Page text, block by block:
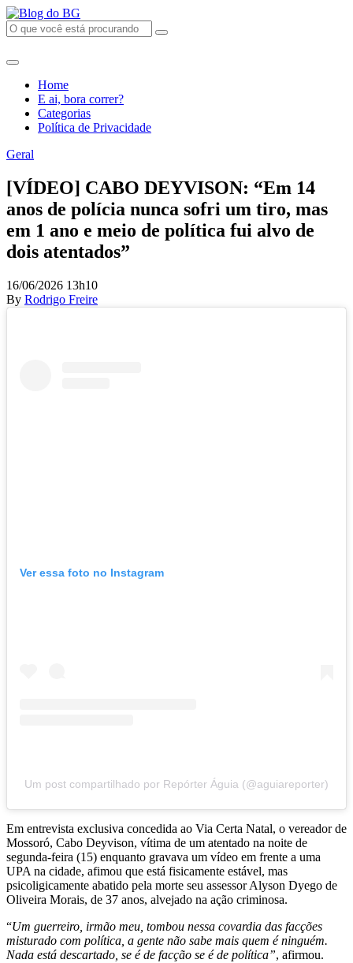
Home
E ai, bora correr?
Categorias
Política de Privacidade
Geral
[VÍDEO] CABO DEYVISON: “Em 14
anos de polícia nunca sofri um tiro, mas
em 1 ano e meio de política fui alvo de
dois atentados”
16/06/2026 13h10
By Rodrigo Freire
Ver essa foto no Instagram
Um post compartilhado por Repórter Águia (@aguiareporter)
Em entrevista exclusiva concedida ao Via Certa Natal, o vereador de
Mossoró, Cabo Deyvison, vítima de um atentado na noite de
segunda-feira (15) enquanto gravava um vídeo em frente a uma
UPA na cidade, afimou que está fisicamente estável, mas
psicoligicamente abatido pela morte seu assessor Alyson Dyego de
Oliveira Morais, de 37 anos, alvejado na ação criminosa.
“Um guerreiro, irmão meu, tombou nessa covardia das facções
misturado com política, a gente não sabe mais quem é ninguém.
Nada está descartado, se é de facção se é de política”, afirmou.